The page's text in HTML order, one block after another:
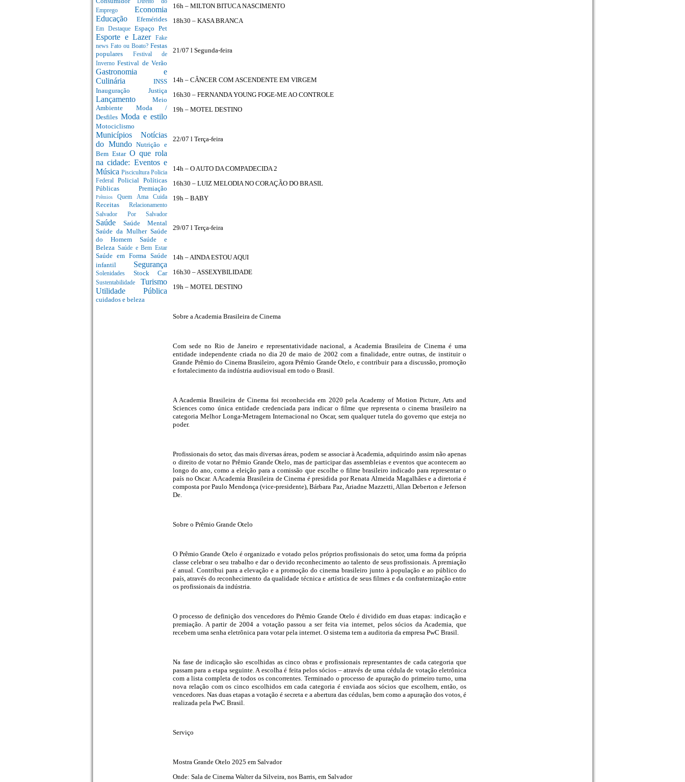
Direito do
Emprego Economia
Educação Efemérides
Em Destaque Espaço Pet
Esporte e Lazer
Fake
news Fato ou Boato? Festas
populares
Festival de
InvernoFestival de Verão
Gastronomia e
Culinária INSS
Inauguração Justiça
Lançamento Meio
Ambiente Moda /
Desfiles Moda e estilo
Motociclismo
Municípios Notícias
do MundoNutrição e
Bem Estar O que rola
na cidade: Eventos e
Música Piscicultura Policia
Federal Policial Políticas
Públicas Premiação
PrêmiosQuem Ama Cuida
Receitas Relacionamento
Salvador Por Salvador
Saúde Saúde Mental
Saúde da Mulher Saúde
do Homem Saúde e
Beleza Saúde e Bem Estar
Saúde em Forma Saúde
infantil Segurança
Solenidades Stock Car
Sustentabilidade Turismo
Utilidade Pública
cuidados e beleza
16h – MILTON BITUCA NASCIMENTO
18h30 – KASA BRANCA
21/07 l Segunda-feira
14h – CÂNCER COM ASCENDENTE EM VIRGEM
16h30 – FERNANDA YOUNG FOGE-ME AO CONTROLE
19h – MOTEL DESTINO
22/07 l Terça-feira
14h – O AUTO DA COMPADECIDA 2
16h30 – LUIZ MELODIA NO CORAÇÃO DO BRASIL
19h – BABY
29/07 l Terça-feira
14h – AINDA ESTOU AQUI
16h30 – ASSEXYBILIDADE
19h – MOTEL DESTINO
Sobre a Academia Brasileira de Cinema
Com sede no Rio de Janeiro e representatividade nacional, a Academia Brasileira de Cinema é uma
entidade independente criada no dia 20 de maio de 2002 com a finalidade, entre outras, de instituir o
Grande Prêmio do Cinema Brasileiro, agora Prêmio Grande Otelo, e contribuir para a discussão, promoção
e fortalecimento da indústria audiovisual em todo o Brasil.
A Academia Brasileira de Cinema foi reconhecida em 2020 pela Academy of Motion Picture, Arts and
Sciences como única entidade credenciada para indicar o filme que representa o cinema brasileiro na
categoria Melhor Longa-Metragem Internacional no Oscar, sem qualquer tutela do governo que esteja no
poder.
Profissionais do setor, das mais diversas áreas, podem se associar à Academia, adquirindo assim não apenas
o direito de votar no Prêmio Grande Otelo, mas de participar das assembleias e eventos que acontecem ao
longo do ano, como a eleição para a comissão que escolhe o filme brasileiro indicado para representar o
país no Oscar. A Academia Brasileira de Cinema é presidida por Renata Almeida Magalhães e a diretoria é
composta por Paulo Mendonça (vice-presidente), Bárbara Paz, Ariadne Mazzetti, Allan Deberton e Jeferson
De.
Sobre o Prêmio Grande Otelo
O Prêmio Grande Otelo é organizado e votado pelos próprios profissionais do setor, uma forma da própria
classe celebrar o seu trabalho e dar o devido reconhecimento ao talento de seus profissionais. A premiação
é anual. Contribui para a elevação e a promoção do cinema brasileiro junto à população e ao público do
país, através do reconhecimento da qualidade técnica e artística de seus filmes e da confraternização entre
os profissionais da indústria.
O processo de definição dos vencedores do Prêmio Grande Otelo é dividido em duas etapas: indicação e
premiação. A partir de 2004 a votação passou a ser feita via internet, pelos sócios da Academia, que
recebem uma senha eletrônica para votar pela internet. O sistema tem a auditoria da empresa PwC Brasil.
Na fase de indicação são escolhidas as cinco obras e profissionais representantes de cada categoria que
passam para a etapa seguinte. A escolha é feita pelos sócios – através de uma cédula de votação eletrônica
com a lista completa de todos os concorrentes. Terminado o processo de apuração do primeiro turno, uma
nova relação com os cinco escolhidos em cada categoria é enviada aos sócios que escolhem, então, os
vencedores. Nas duas etapas a votação é secreta e a abertura das cédulas, bem como a apuração dos votos, é
realizada pela PwC Brasil.
Serviço
Mostra Grande Otelo 2025 em Salvador
Onde: Sala de Cinema Walter da Silveira, nos Barris, em Salvador